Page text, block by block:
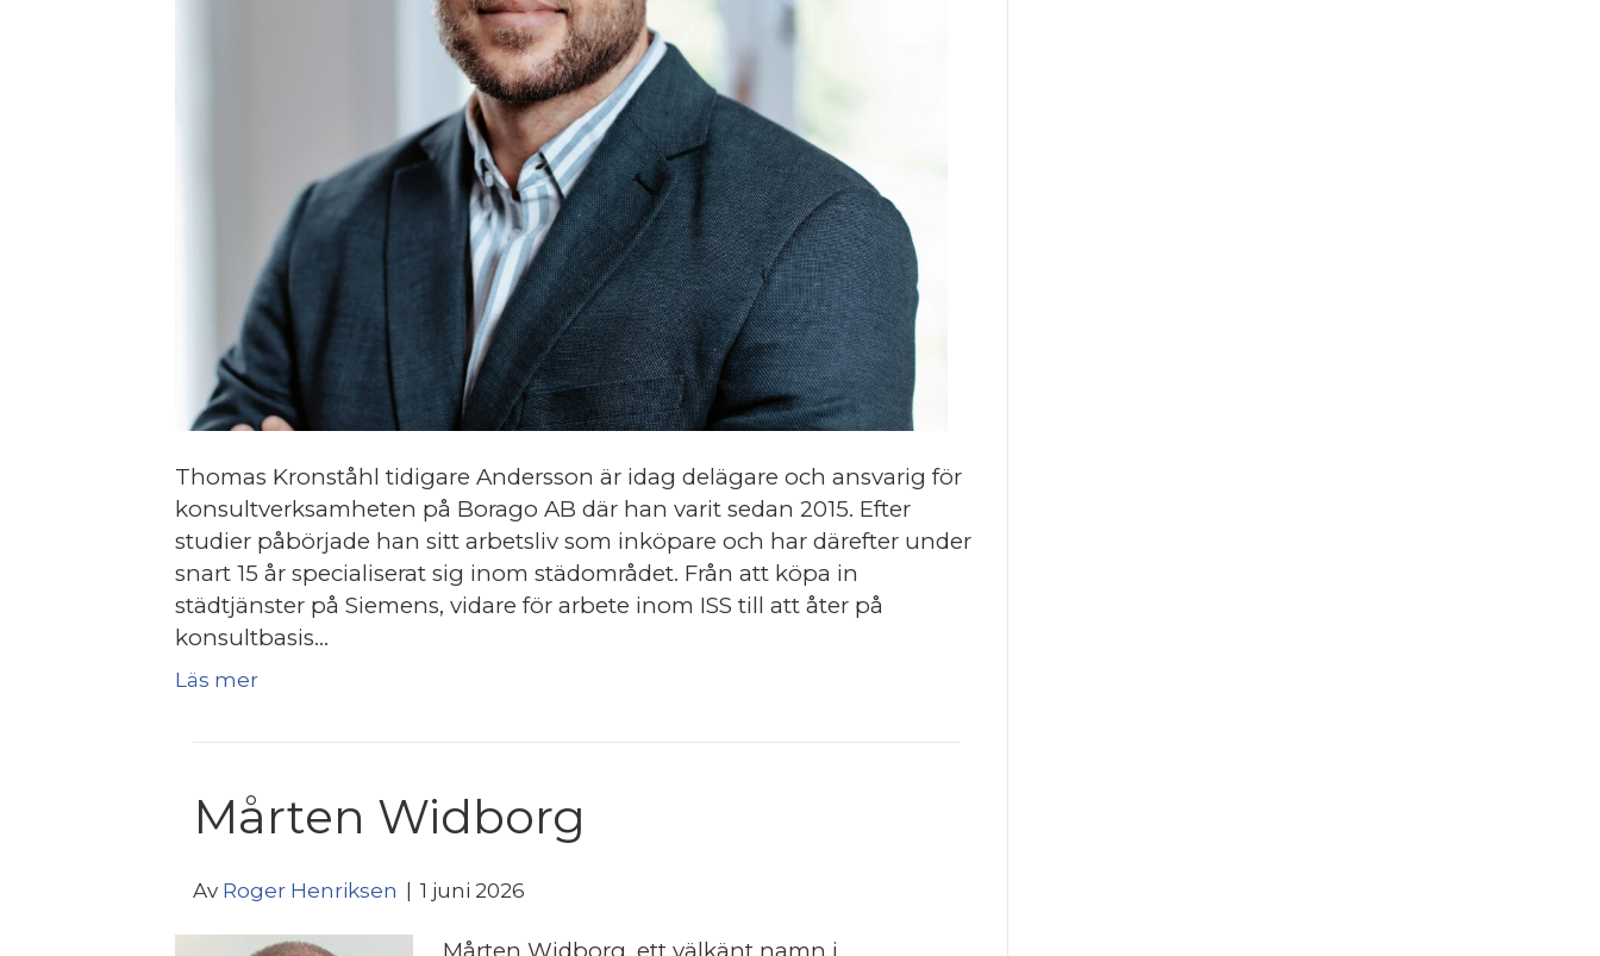
Thomas Kronståhl tidigare Andersson är idag delägare och ansvarig för
konsultverksamheten på Borago AB där han varit sedan 2015. Efter
studier påbörjade han sitt arbetsliv som inköpare och har därefter under
snart 15 år specialiserat sig inom städområdet. Från att köpa in
städtjänster på Siemens, vidare för arbete inom ISS till att åter på
konsultbasis…
Läs mer
Mårten Widborg
Av Roger Henriksen 1 juni 2026